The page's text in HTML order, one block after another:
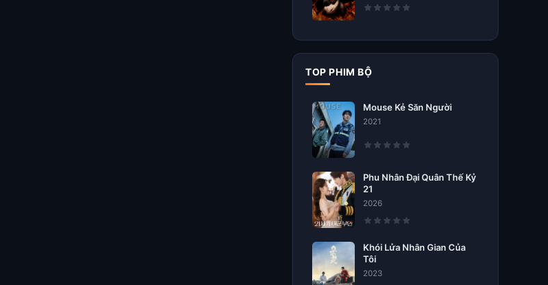
TOP PHIM BỘ
Mouse Kẻ Săn Người
2021
Phu Nhân Đại Quân Thế Kỷ
21
2026
Khói Lửa Nhân Gian Của
Tôi
2023